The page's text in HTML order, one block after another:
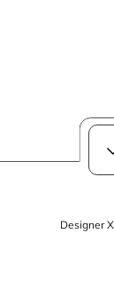
Designer